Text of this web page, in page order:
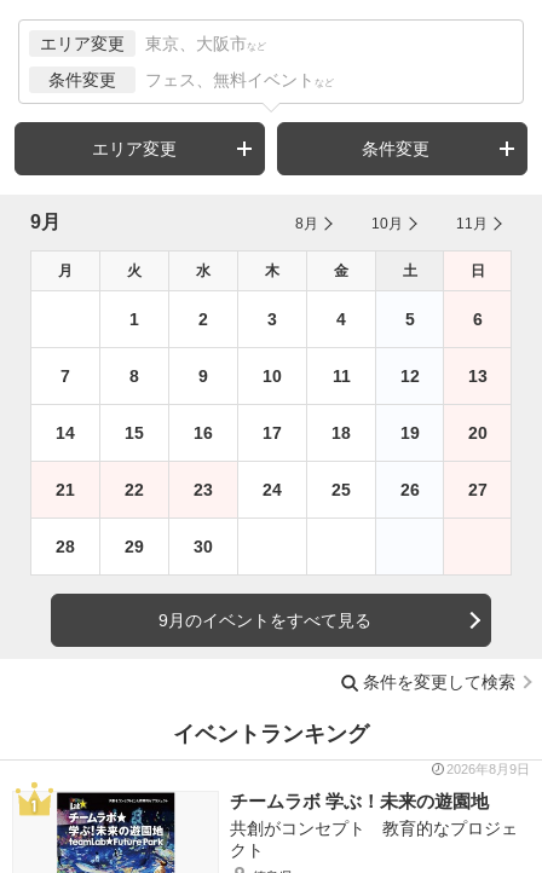
エリア変更 東京、大阪市 など
条件変更 フェス、無料イベント など
エリア変更 条件変更
9月 8月 10月 11月
月 火 水 木 金 土 日
1 2 3 4 5 6
7 8 9 10 11 12 13
14 15 16 17 18 19 20
21 22 23 24 25 26 27
28 29 30
9月のイベントをすべて見る
条件を変更して検索
イベントランキング
2026年8月9日
チームラボ 学ぶ！未来の遊園地
共創がコンセプト 教育的なプロジェ
クト